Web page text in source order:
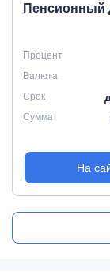
Пенсионный
Процент
Валюта
Срок
Сумма
На